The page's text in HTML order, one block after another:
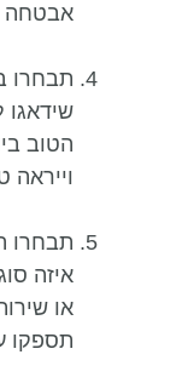
אבטחה
תבחרו
הטוב
וייראה
תבחרו
איזה
או
תספקו